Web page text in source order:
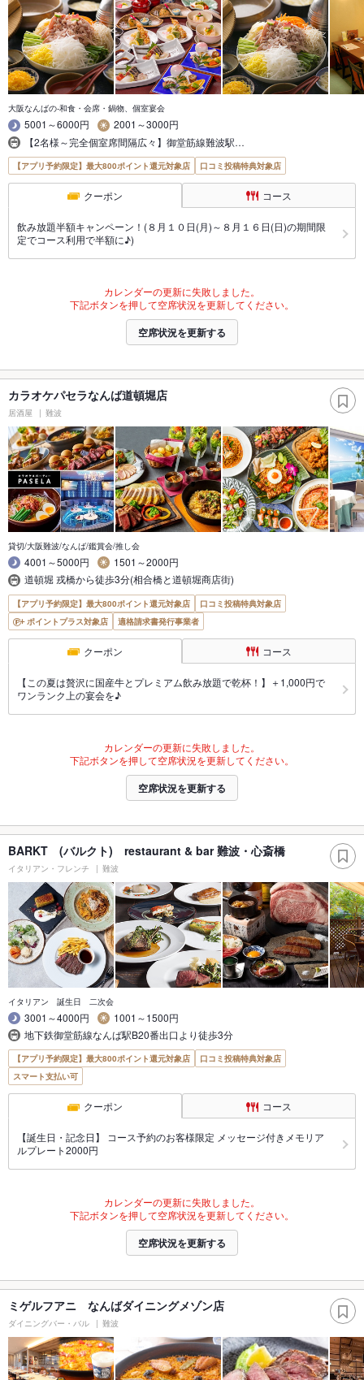
大阪なんばの-和食・会席・鍋物、個室宴会
5001～6000円
2001～3000円
【2名様～完全個室席間隔広々】御堂筋線難波駅…
【アプリ予約限定】最大800ポイント還元対象店 口コミ投稿特典対象店
クーポン コース
飲み放題半額キャンペーン！(８月１０日(月)～８月１６日(日)の期間限
定でコース利用で半額に♪)
カレンダーの更新に失敗しました。
下記ボタンを押して空席状況を更新してください。
空席状況を更新する
カラオケパセラなんば道頓堀店
居酒屋 難波
貸切/大阪難波/なんば/鑑賞会/推し会
4001～5000円
1501～2000円
道頓堀 戎橋から徒歩3分(相合橋と道頓堀商店街)
【アプリ予約限定】最大800ポイント還元対象店
口コミ投稿特典対象店
ポイントプラス対象店
適格請求書発行事業者
クーポン コース
【この夏は贅沢に国産牛とプレミアム飲み放題で乾杯！】＋1,000円で
ワンランク上の宴会を♪
カレンダーの更新に失敗しました。
下記ボタンを押して空席状況を更新してください。
空席状況を更新する
BARKT (バルクト) restaurant & bar 難波・心斎橋
イタリアン・フレンチ 難波
イタリアン 誕生日 二次会
3001～4000円
1001～1500円
地下鉄御堂筋線なんば駅B20番出口より徒歩3分
【アプリ予約限定】最大800ポイント還元対象店
口コミ投稿特典対象店
スマート支払い可
クーポン コース
【誕生日・記念日】 コース予約のお客様限定 メッセージ付きメモリア
ルプレート2000円
カレンダーの更新に失敗しました。
下記ボタンを押して空席状況を更新してください。
空席状況を更新する
ミゲルフアニ なんばダイニングメゾン店
ダイニングバー・バル 難波